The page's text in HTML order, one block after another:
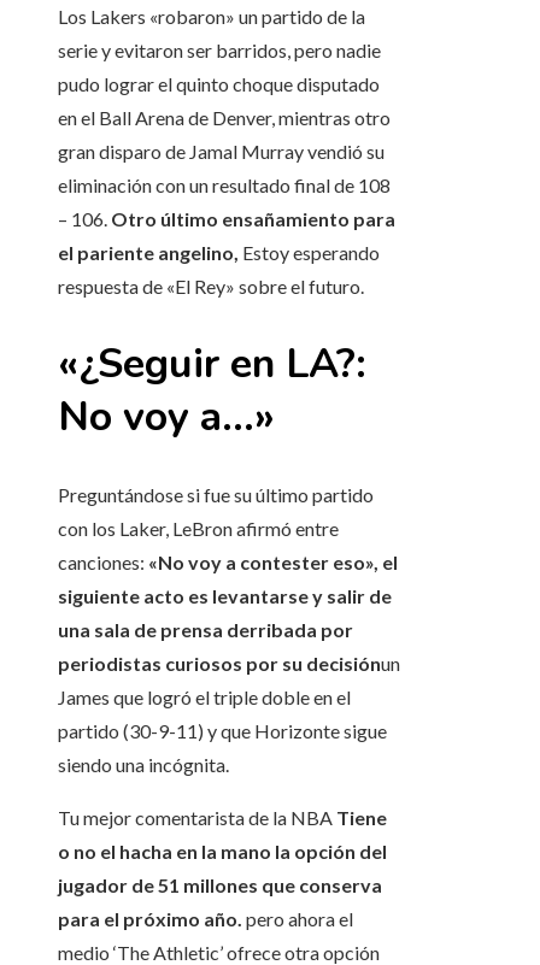
Los Lakers «robaron» un partido de la
serie y evitaron ser barridos, pero nadie
pudo lograr el quinto choque disputado
en el Ball Arena de Denver, mientras otro
gran disparo de Jamal Murray vendió su
eliminación con un resultado final de 108
– 106. Otro último ensañamiento para
el pariente angelino, Estoy esperando
respuesta de «El Rey» sobre el futuro.
«¿Seguir en LA?:
No voy a…»
Preguntándose si fue su último partido
con los Laker, LeBron afirmó entre
canciones: «No voy a contester eso», el
siguiente acto es levantarse y salir de
una sala de prensa derribada por
periodistas curiosos por su decisiónun
James que logró el triple doble en el
partido (30-9-11) y que Horizonte sigue
siendo una incógnita.
Tu mejor comentarista de la NBA Tiene
o no el hacha en la mano la opción del
jugador de 51 millones que conserva
para el próximo año. pero ahora el
medio ‘The Athletic’ ofrece otra opción